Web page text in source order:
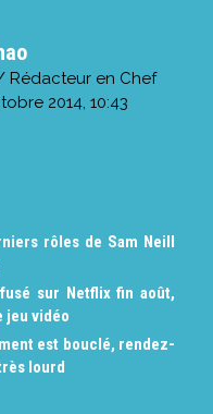
Rédacteur en Chef
2014, 10:43
rôles de Sam Neill
sur Netflix fin août,
jeu vidéo
est bouclé, rendez-
lourd